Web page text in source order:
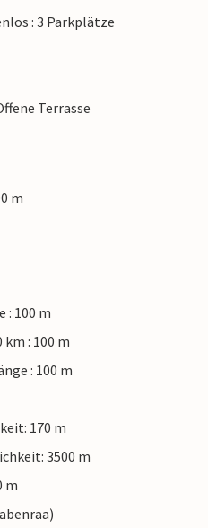
: 3 Parkplätze
Terrasse
m
: 100 m
: 100 m
: 100 m
170 m
3500 m
m